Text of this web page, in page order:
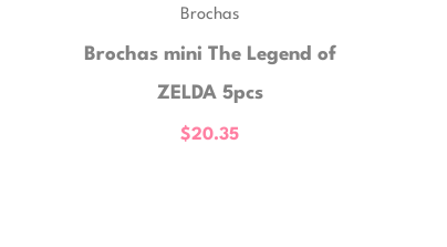
Brochas
Brochas mini The Legend of
ZELDA 5pcs
$20.35